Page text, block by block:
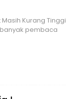
Kurang Tinggi
pembaca